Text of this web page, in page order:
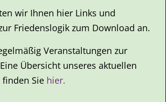
wir Ihnen hier Links und
Friedenslogik zum Download an.
Veranstaltungen zur
Übersicht unseres aktuellen
Sie hier.